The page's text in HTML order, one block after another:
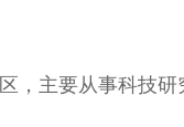
，主要从事科技